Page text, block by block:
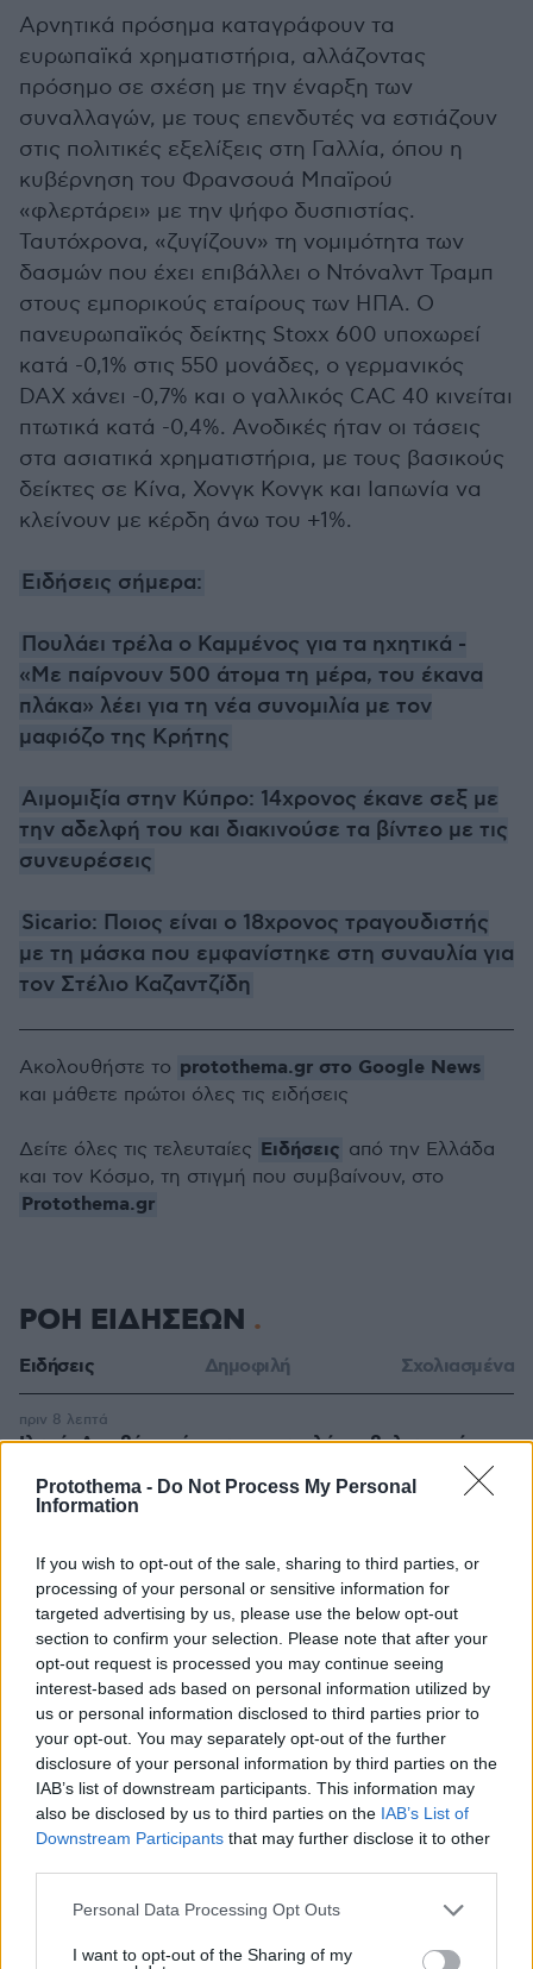
Protothema - Do Not Process My Personal
Information
If you wish to opt-out of the sale, sharing to third parties, or
processing of your personal or sensitive information for
targeted advertising by us, please use the below opt-out
section to confirm your selection. Please note that after your
opt-out request is processed you may continue seeing
interest-based ads based on personal information utilized by
us or personal information disclosed to third parties prior to
your opt-out. You may separately opt-out of the further
disclosure of your personal information by third parties on the
IAB’s list of downstream participants. This information may
also be disclosed by us to third parties on the IAB’s List of
Downstream Participants that may further disclose it to other
Please note that this website/app uses one or more Google
not limited to your visit or usage behaviour. You may click to
Personal Data Processing Opt Outs
I want to opt-out of the Sharing of my
Αρνητικά πρόσημα καταγράφουν τα
ευρωπαϊκά χρηματιστήρια, αλλάζοντας
πρόσημο σε σχέση με την έναρξη των
συναλλαγών, με τους επενδυτές να εστιάζουν
στις πολιτικές εξελίξεις στη Γαλλία, όπου η
κυβέρνηση του Φρανσουά Μπαϊρού
«φλερτάρει» με την ψήφο δυσπιστίας.
Ταυτόχρονα, «ζυγίζουν» τη νομιμότητα των
δασμών που έχει επιβάλλει ο Ντόναλντ Τραμπ
στους εμπορικούς εταίρους των ΗΠΑ. Ο
πανευρωπαϊκός δείκτης Stoxx 600 υποχωρεί
κατά -0,1% στις 550 μονάδες, ο γερμανικός
DAX χάνει -0,7% και ο γαλλικός CAC 40 κινείται
πτωτικά κατά -0,4%. Ανοδικές ήταν οι τάσεις
στα ασιατικά χρηματιστήρια, με τους βασικούς
δείκτες σε Κίνα, Χονγκ Κονγκ και Ιαπωνία να
κλείνουν με κέρδη άνω του +1%.
Ειδήσεις σήμερα:
Πουλάει τρέλα ο Καμμένος για τα ηχητικά -
«Με παίρνουν 500 άτομα τη μέρα, του έκανα
πλάκα» λέει για τη νέα συνομιλία με τον
μαφιόζο της Κρήτης
Αιμομιξία στην Κύπρο: 14χρονος έκανε σεξ με
την αδελφή του και διακινούσε τα βίντεο με τις
συνευρέσεις
Sicario: Ποιος είναι ο 18χρονος τραγουδιστής
με τη μάσκα που εμφανίστηκε στη συναυλία για
τον Στέλιο Καζαντζίδη
Ακολουθήστε το protothema.gr στο Google News
και μάθετε πρώτοι όλες τις ειδήσεις
Δείτε όλες τις τελευταίες Ειδήσεις από την Ελλάδα
και τον Κόσμο, τη στιγμή που συμβαίνουν, στο
Protothema.gr
ΡΟΗ ΕΙΔΗΣΕΩΝ
Ειδήσεις Δημοφιλή Σχολιασμένα
Ιλαρά: Ακριβό το τίμημα της χαμηλής εμβολιαστικής
κάλυψης στις ΗΠΑ – Κάθε κρούσμα κοστίζει πάνω από
53.000 δολάρια
πριν 8 λεπτά
Νεαρή γυναίκα από την Αιθιοπία έγινε viral με τη φυσική
ομορφιά της, δείτε την εντυπωσιακή μεταμόρφωσή της
Η Δανάη Παππά κάνει διακοπές στην Εύβοια: Κανένα
πρέπει, μόνο τζιτζίκια, γράφει
πριν 11 λεπτά
Οι πυρκαγιές στην Αττική έκαναν τον γύρο του κόσμου:
Τα αφιερώματα των διεθνών ειδησιογραφικών
πρακτορείων
200.000 κλήσεις έχουν ήδη βεβαιωθεί από μία και μόνο
πριν 13 λεπτά
Η απόλυτη υποκρισία του Ελληνικού κράτους
πριν 19 λεπτά